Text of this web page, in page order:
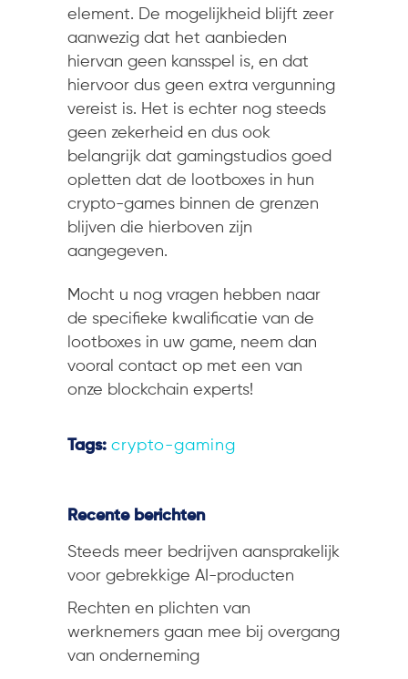
element. De mogelijkheid blijft zeer
aanwezig dat het aanbieden
hiervan geen kansspel is, en dat
hiervoor dus geen extra vergunning
vereist is. Het is echter nog steeds
geen zekerheid en dus ook
belangrijk dat gamingstudios goed
opletten dat de lootboxes in hun
crypto-games binnen de grenzen
blijven die hierboven zijn
aangegeven.
Mocht u nog vragen hebben naar
de specifieke kwalificatie van de
lootboxes in uw game, neem dan
vooral contact op met een van
onze blockchain experts!
Tags: crypto-gaming
Recente berichten
Steeds meer bedrijven aansprakelijk
voor gebrekkige AI-producten
Rechten en plichten van
werknemers gaan mee bij overgang
van onderneming